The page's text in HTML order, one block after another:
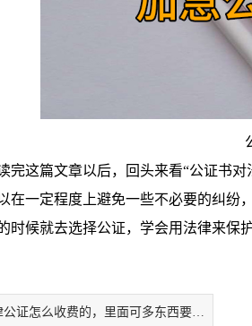
这篇文章以后，回头来看“公证书对
在一定程度上避免一些不必要的纠纷
时候就去选择公证，学会用法律来保护
医疗法律公证怎么收费的，里面可多东西要知！